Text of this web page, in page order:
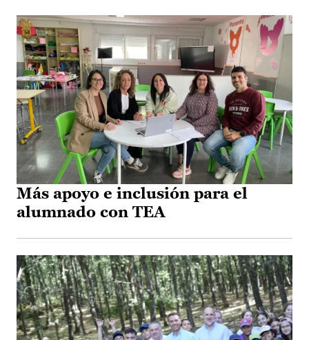
Más apoyo e inclusión para el
alumnado con TEA